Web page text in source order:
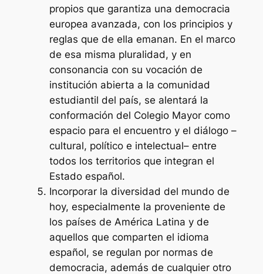
propios que garantiza una democracia
europea avanzada, con los principios y
reglas que de ella emanan. En el marco
de esa misma pluralidad, y en
consonancia con su vocación de
institución abierta a la comunidad
estudiantil del país, se alentará la
conformación del Colegio Mayor como
espacio para el encuentro y el diálogo –
cultural, político e intelectual– entre
todos los territorios que integran el
Estado español.
Incorporar la diversidad del mundo de
hoy, especialmente la proveniente de
los países de América Latina y de
aquellos que comparten el idioma
español, se regulan por normas de
democracia, además de cualquier otro